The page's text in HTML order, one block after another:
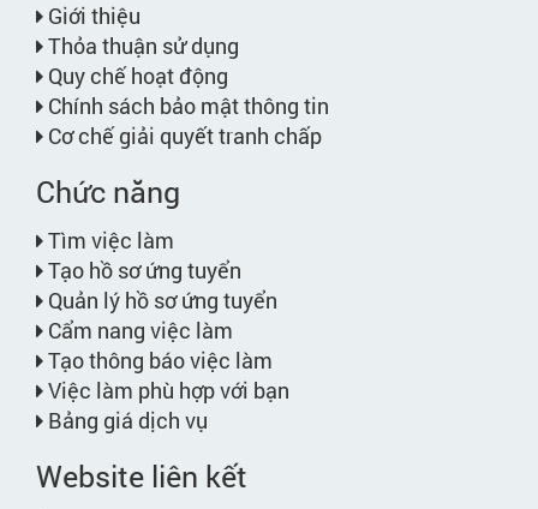
Giới thiệu
Thỏa thuận sử dụng
Quy chế hoạt động
Chính sách bảo mật thông tin
Cơ chế giải quyết tranh chấp
Chức năng
Tìm việc làm
Tạo hồ sơ ứng tuyển
Quản lý hồ sơ ứng tuyển
Cẩm nang việc làm
Tạo thông báo việc làm
Việc làm phù hợp với bạn
Bảng giá dịch vụ
Website liên kết